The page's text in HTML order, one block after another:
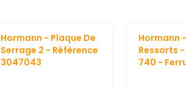
Hormann - Plaque De
Serrage 2 - Référence
3047043
Hormann
Ressorts
740 -